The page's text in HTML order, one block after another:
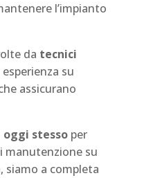
l’impianto
da tecnici
esperienza su
assicurano
stesso per
manutenzione su
siamo a completa